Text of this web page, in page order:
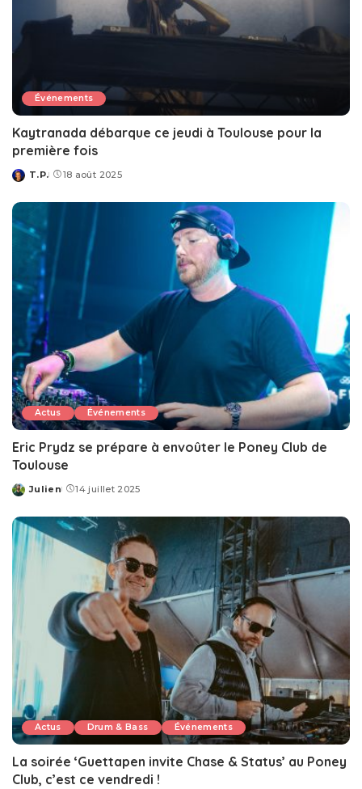
Événements
Kaytranada débarque ce jeudi à Toulouse pour la
première fois
Posted
T.P. 18 août 2025
Actus Événements
Eric Prydz se prépare à envoûter le Poney Club de
Toulouse
Posted
Julien 14 juillet 2025
Actus Drum & Bass Événements
La soirée ‘Guettapen invite Chase & Status’ au Poney
Club, c’est ce vendredi !